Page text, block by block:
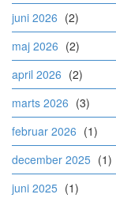
juni 2026 (2)
maj 2026 (2)
april 2026 (2)
marts 2026 (3)
februar 2026 (1)
december 2025 (1)
juni 2025 (1)